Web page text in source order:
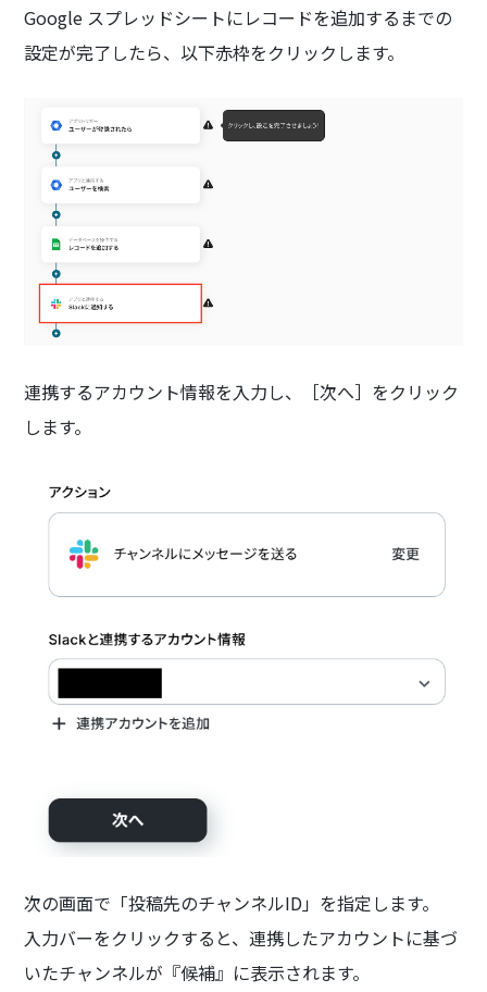
Google スプレッドシートにレコードを追加するまでの
設定が完了したら、以下赤枠をクリックします。
連携するアカウント情報を入力し、［次へ］をクリック
します。
次の画面で「投稿先のチャンネルID」を指定します。
入力バーをクリックすると、連携したアカウントに基づ
いたチャンネルが『候補』に表示されます。